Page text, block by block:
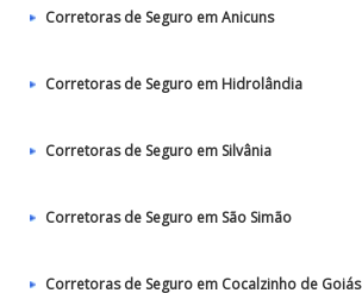
Corretoras de Seguro em Anicuns
Corretoras de Seguro em Hidrolândia
Corretoras de Seguro em Silvânia
Corretoras de Seguro em São Simão
Corretoras de Seguro em Cocalzinho de Goiás